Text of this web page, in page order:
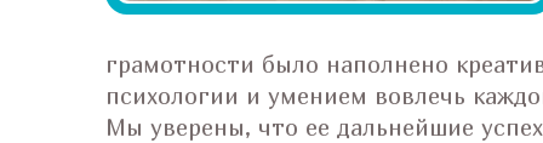
грамотности было наполнено
психологии и умением вовлечь
Мы уверены, что ее дальнейшие